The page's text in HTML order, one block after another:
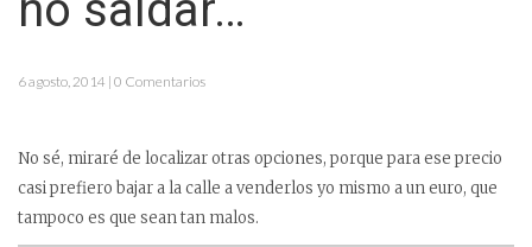
6 agosto, 2014 | 0 Comentarios
No sé, miraré de localizar otras opciones, porque para ese precio
casi prefiero bajar a la calle a venderlos yo mismo a un euro, que
tampoco es que sean tan malos.